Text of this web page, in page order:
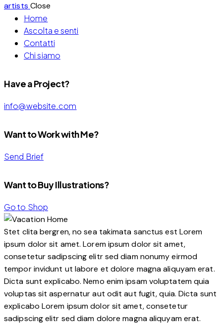
artists Close
Home
Ascolta e senti
Contatti
Chi siamo
Have a Project?
info@website.com
Want to Work with Me?
Send Brief
Want to Buy Illustrations?
Go to Shop
Stet clita bergren, no sea takimata sanctus est Lorem
ipsum dolor sit amet. Lorem ipsum dolor sit amet,
consetetur sadipscing elitr sed diam nonumy eirmod
tempor invidunt ut labore et dolore magna aliquyam erat.
Dicta sunt explicabo. Nemo enim ipsam voluptatem quia
voluptas sit aspernatur aut odit aut fugit, quia. Dicta sunt
explicabo Lorem ipsum dolor sit amet, consetetur
sadipscing elitr sed diam dolore magna aliquyam erat.